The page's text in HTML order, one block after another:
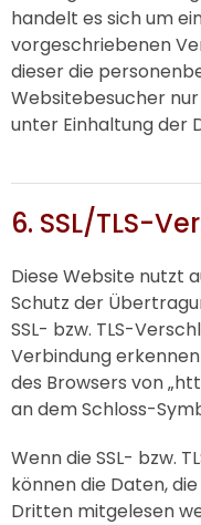
handelt es sich um
vorgeschriebenen
dieser die
Websitebesucher
unter Einhaltung der
6. SSL/TLS-
Diese Website nutzt
Schutz der
SSL- bzw. TLS-
Verbindung
des Browsers von
an dem Schloss-
Wenn die SSL- bzw.
können die Daten,
Dritten mitgelesen